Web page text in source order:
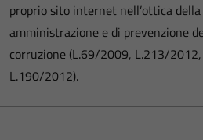
proprio sito internet nell’ottica
amministrazione e di prevenzione
corruzione (L.69/2009, L.213/
L.190/2012).